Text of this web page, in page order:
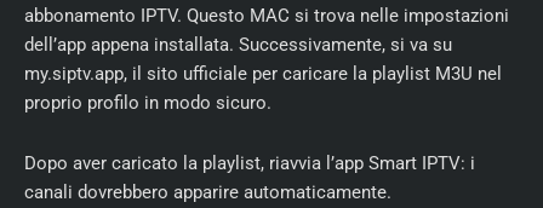
abbonamento IPTV. Questo MAC si trova nelle impostazioni
dell’app appena installata. Successivamente, si va su
my.siptv.app, il sito ufficiale per caricare la playlist M3U nel
proprio profilo in modo sicuro.
Dopo aver caricato la playlist, riavvia l’app Smart IPTV: i
canali dovrebbero apparire automaticamente.